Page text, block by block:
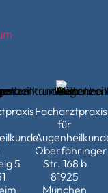
5
Facharztpraxis
für
Oberföhringer
Str. 168 b
81925
München